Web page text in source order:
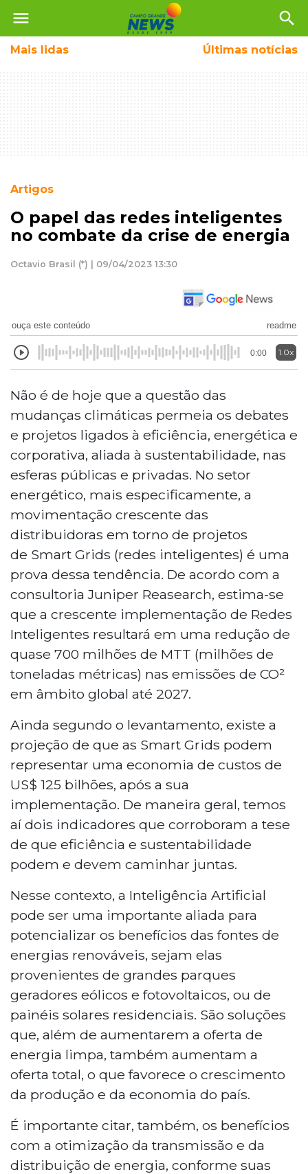
menu search
Mais lidas Últimas notícias
Artigos
O papel das redes inteligentes
no combate da crise de energia
Octavio Brasil (*) | 09/04/2023 13:30
ouça este conteúdo readme
0:00 1.0x
Não é de hoje que a questão das
mudanças climáticas permeia os debates
e projetos ligados à eficiência, energética e
corporativa, aliada à sustentabilidade, nas
esferas públicas e privadas. No setor
energético, mais especificamente, a
movimentação crescente das
distribuidoras em torno de projetos
de Smart Grids (redes inteligentes) é uma
prova dessa tendência. De acordo com a
consultoria Juniper Reasearch, estima-se
que a crescente implementação de Redes
Inteligentes resultará em uma redução de
quase 700 milhões de MTT (milhões de
toneladas métricas) nas emissões de CO²
em âmbito global até 2027.
Ainda segundo o levantamento, existe a
projeção de que as Smart Grids podem
representar uma economia de custos de
US$ 125 bilhões, após a sua
implementação. De maneira geral, temos
aí dois indicadores que corroboram a tese
de que eficiência e sustentabilidade
podem e devem caminhar juntas.
Nesse contexto, a Inteligência Artificial
pode ser uma importante aliada para
potencializar os benefícios das fontes de
energias renováveis, sejam elas
provenientes de grandes parques
geradores eólicos e fotovoltaicos, ou de
painéis solares residenciais. São soluções
que, além de aumentarem a oferta de
energia limpa, também aumentam a
oferta total, o que favorece o crescimento
da produção e da economia do país.
É importante citar, também, os benefícios
com a otimização da transmissão e da
distribuição de energia, conforme suas